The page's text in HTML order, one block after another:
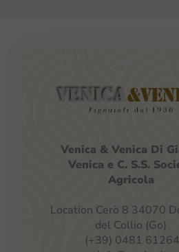
Venica & Venica Di
Venica e C. S.S.
Agricola
Location Cerò 8 34070
del Collio (Go)
(+39) 0481 61264